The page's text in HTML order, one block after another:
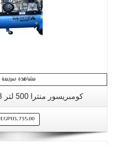
مشاهدة سريعة
كومبريسور منترا 500 لتر 3 فاز 7.5حصان
EGP113,735.00